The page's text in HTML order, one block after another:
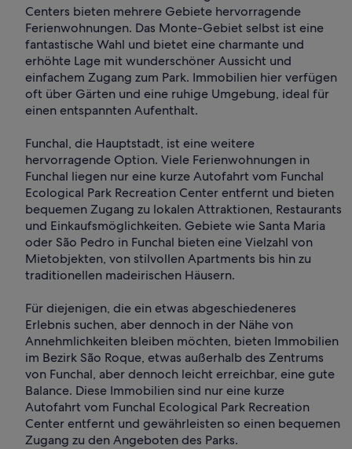
Centers bieten mehrere Gebiete hervorragende
Ferienwohnungen. Das Monte-Gebiet selbst ist eine
fantastische Wahl und bietet eine charmante und
erhöhte Lage mit wunderschöner Aussicht und
einfachem Zugang zum Park. Immobilien hier verfügen
oft über Gärten und eine ruhige Umgebung, ideal für
einen entspannten Aufenthalt.
Funchal, die Hauptstadt, ist eine weitere
hervorragende Option. Viele Ferienwohnungen in
Funchal liegen nur eine kurze Autofahrt vom Funchal
Ecological Park Recreation Center entfernt und bieten
bequemen Zugang zu lokalen Attraktionen, Restaurants
und Einkaufsmöglichkeiten. Gebiete wie Santa Maria
oder São Pedro in Funchal bieten eine Vielzahl von
Mietobjekten, von stilvollen Apartments bis hin zu
traditionellen madeirischen Häusern.
Für diejenigen, die ein etwas abgeschiedeneres
Erlebnis suchen, aber dennoch in der Nähe von
Annehmlichkeiten bleiben möchten, bieten Immobilien
im Bezirk São Roque, etwas außerhalb des Zentrums
von Funchal, aber dennoch leicht erreichbar, eine gute
Balance. Diese Immobilien sind nur eine kurze
Autofahrt vom Funchal Ecological Park Recreation
Center entfernt und gewährleisten so einen bequemen
Zugang zu den Angeboten des Parks.